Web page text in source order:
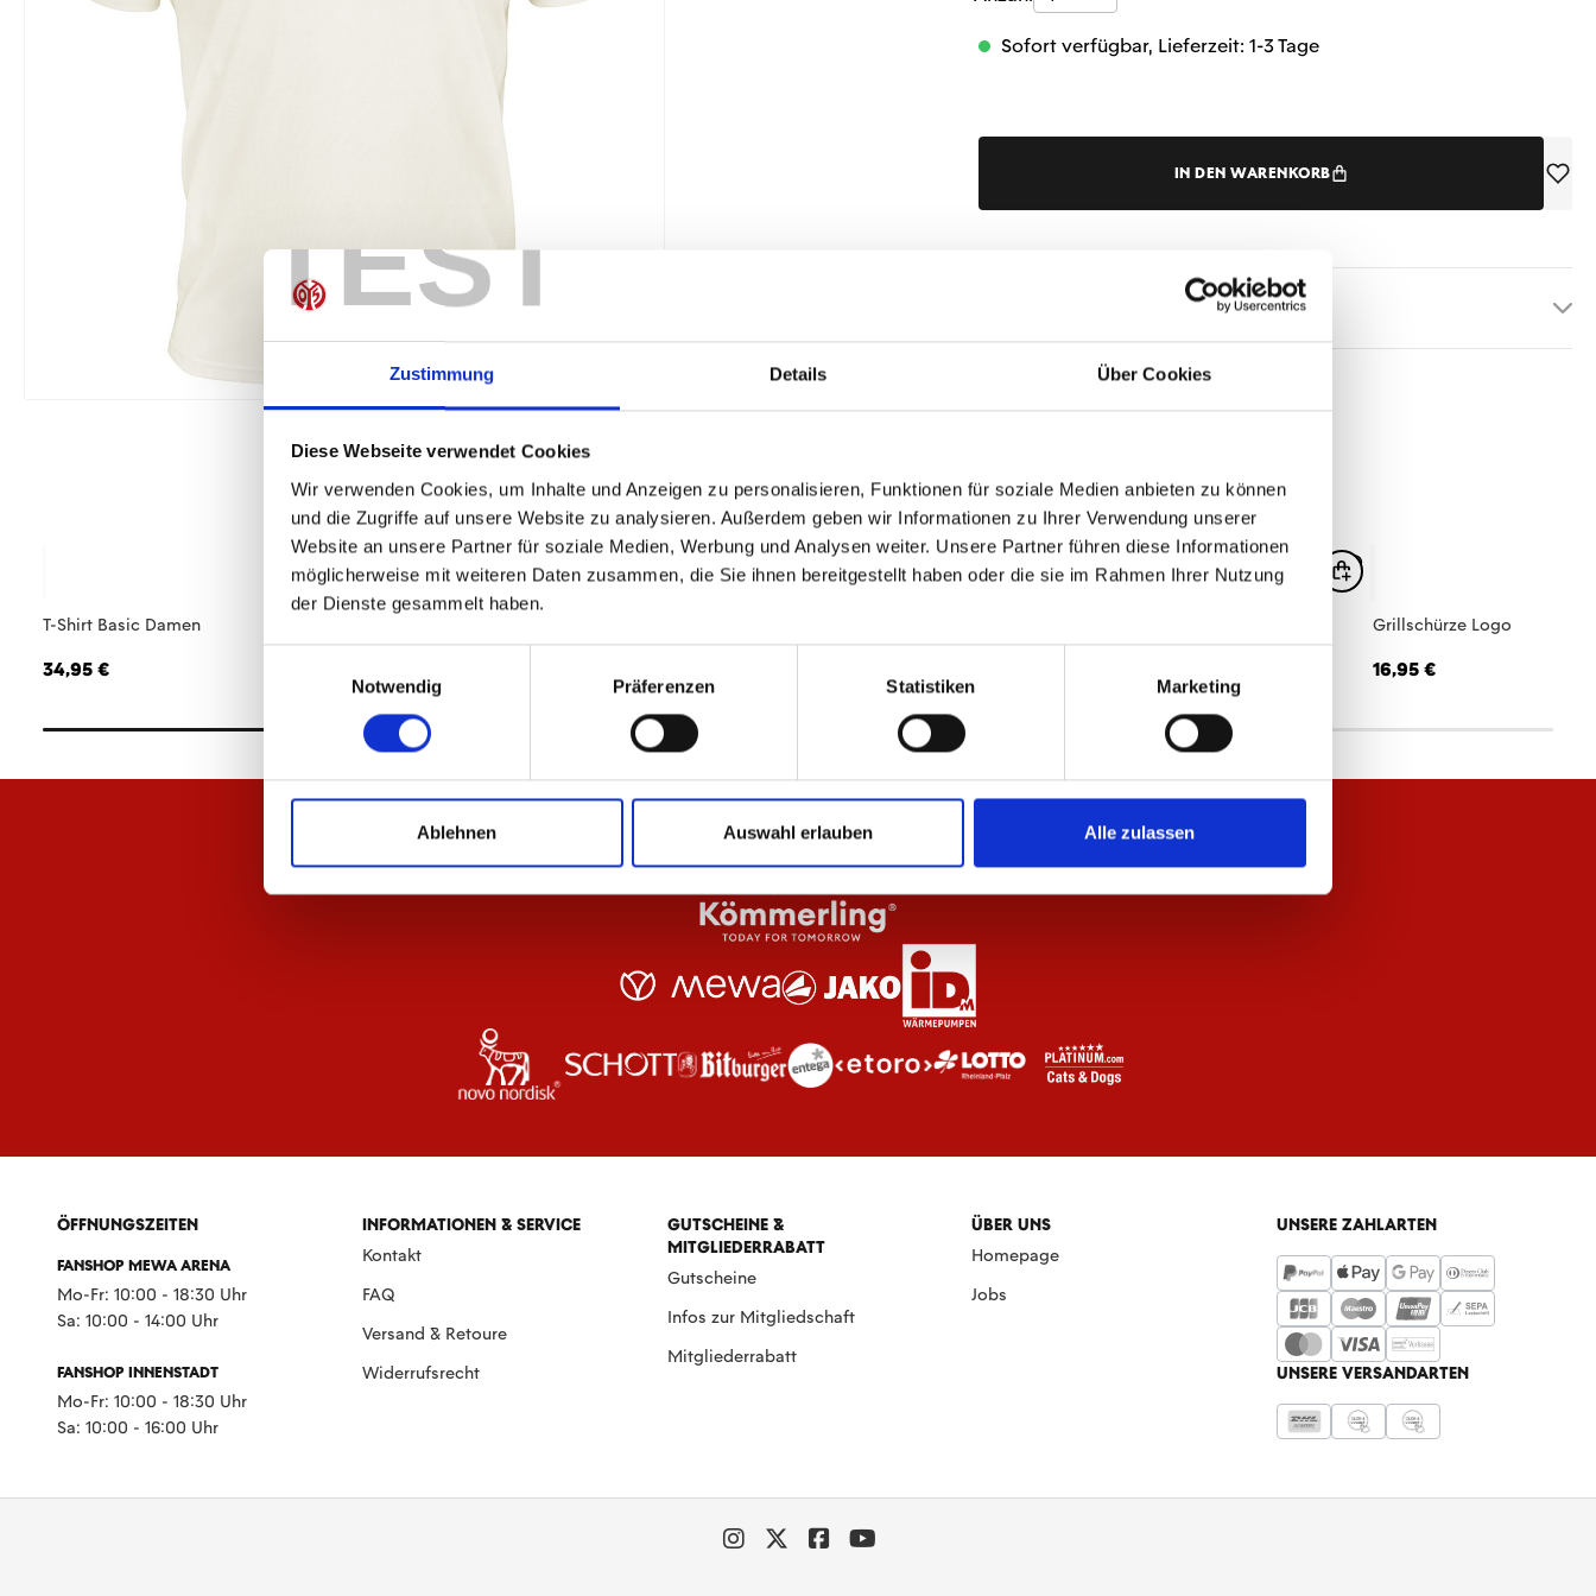
TEST
Zustimmung Details Über Cookies
Diese Webseite verwendet Cookies
Wir verwenden Cookies, um Inhalte und Anzeigen zu personalisieren, Funktionen für soziale Medien anbieten zu können
und die Zugriffe auf unsere Website zu analysieren. Außerdem geben wir Informationen zu Ihrer Verwendung unserer
Website an unsere Partner für soziale Medien, Werbung und Analysen weiter. Unsere Partner führen diese Informationen
möglicherweise mit weiteren Daten zusammen, die Sie ihnen bereitgestellt haben oder die sie im Rahmen Ihrer Nutzung
der Dienste gesammelt haben.
Notwendig
Präferenzen Statistiken Marketing
Ablehnen Auswahl erlauben Alle zulassen
Sofort verfügbar, Lieferzeit: 1-3 Tage
IN DEN WARENKORB
T-Shirt Basic Damen
34,95 €
Grillschürze Logo
16,95 €
ÖFFNUNGSZEITEN
FANSHOP MEWA ARENA
Mo-Fr: 10:00 - 18:30 Uhr
Sa: 10:00 - 14:00 Uhr
FANSHOP INNENSTADT
Mo-Fr: 10:00 - 18:30 Uhr
Sa: 10:00 - 16:00 Uhr
INFORMATIONEN & SERVICE
Kontakt
FAQ
Versand & Retoure
Widerrufsrecht
GUTSCHEINE &
MITGLIEDERRABATT
Gutscheine
Infos zur Mitgliedschaft
Mitgliederrabatt
ÜBER UNS
Homepage
Jobs
UNSERE ZAHLARTEN
UNSERE VERSANDARTEN